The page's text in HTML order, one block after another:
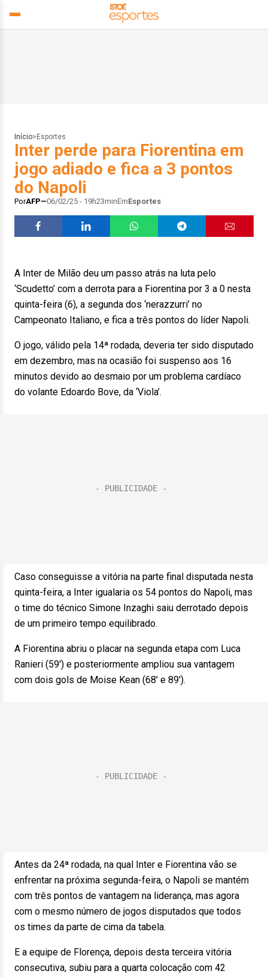
Início> Esportes
Inter perde para Fiorentina em
jogo adiado e fica a 3 pontos
do Napoli
PorAFP 06/02/25 - 19h23minEmEsportes
A Inter de Milão deu um passo atrás na luta pelo
‘Scudetto’ com a derrota para a Fiorentina por 3 a 0 nesta
quinta-feira (6), a segunda dos ‘nerazzurri’ no
Campeonato Italiano, e fica a três pontos do líder Napoli.
O jogo, válido pela 14ª rodada, deveria ter sido disputado
em dezembro, mas na ocasião foi suspenso aos 16
minutos devido ao desmaio por um problema cardíaco
do volante Edoardo Bove, da ‘Viola’.
Caso conseguisse a vitória na parte final disputada nesta
quinta-feira, a Inter igualaria os 54 pontos do Napoli, mas
o time do técnico Simone Inzaghi saiu derrotado depois
de um primeiro tempo equilibrado.
A Fiorentina abriu o placar na segunda etapa com Luca
Ranieri (59′) e posteriormente ampliou sua vantagem
com dois gols de Moise Kean (68′ e 89′).
Antes da 24ª rodada, na qual Inter e Fiorentina vão se
enfrentar na próxima segunda-feira, o Napoli se mantém
com três pontos de vantagem na liderança, mas agora
com o mesmo número de jogos disputados que todos
os times da parte de cima da tabela.
E a equipe de Florença, depois desta terceira vitória
consecutiva, subiu para a quarta colocação com 42